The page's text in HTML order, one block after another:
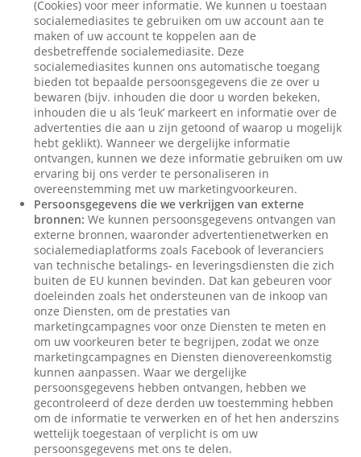
(Cookies) voor meer informatie. We kunnen u toestaan
socialemediasites te gebruiken om uw account aan te
maken of uw account te koppelen aan de
desbetreffende socialemediasite. Deze
socialemediasites kunnen ons automatische toegang
bieden tot bepaalde persoonsgegevens die ze over u
bewaren (bijv. inhouden die door u worden bekeken,
inhouden die u als ‘leuk’ markeert en informatie over de
advertenties die aan u zijn getoond of waarop u mogelijk
hebt geklikt). Wanneer we dergelijke informatie
ontvangen, kunnen we deze informatie gebruiken om uw
ervaring bij ons verder te personaliseren in
overeenstemming met uw marketingvoorkeuren.
Persoonsgegevens die we verkrijgen van externe
bronnen: We kunnen persoonsgegevens ontvangen van
externe bronnen, waaronder advertentienetwerken en
socialemediaplatforms zoals Facebook of leveranciers
van technische betalings- en leveringsdiensten die zich
buiten de EU kunnen bevinden. Dat kan gebeuren voor
doeleinden zoals het ondersteunen van de inkoop van
onze Diensten, om de prestaties van
marketingcampagnes voor onze Diensten te meten en
om uw voorkeuren beter te begrijpen, zodat we onze
marketingcampagnes en Diensten dienovereenkomstig
kunnen aanpassen. Waar we dergelijke
persoonsgegevens hebben ontvangen, hebben we
gecontroleerd of deze derden uw toestemming hebben
om de informatie te verwerken en of het hen anderszins
wettelijk toegestaan of verplicht is om uw
persoonsgegevens met ons te delen.